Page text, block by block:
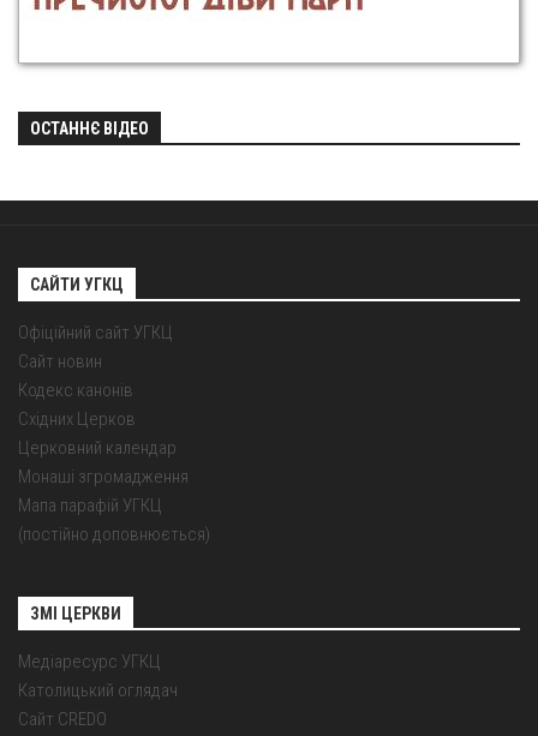
ОСТАННЄ ВІДЕО
САЙТИ УГКЦ
Офіційний сайт УГКЦ
Сайт новин
Кодекс канонів
Східних Церков
Церковний календар
Монаші згромадження
Мапа парафій УГКЦ
(постійно доповнюється)
ЗМІ ЦЕРКВИ
Медіаресурс УГКЦ
Католицький оглядач
Сайт CREDO